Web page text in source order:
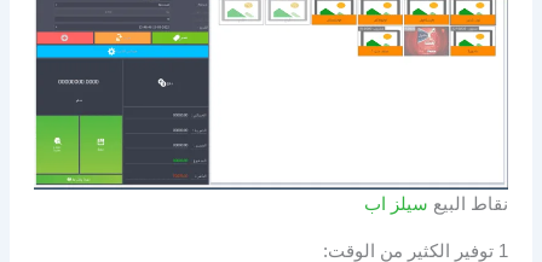
نقاط البيع سيلز اب
1 توفير الكثير من الوقت: